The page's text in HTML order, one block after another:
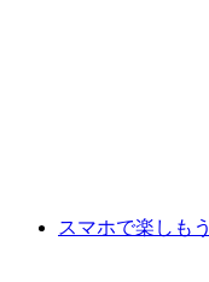
スマホで楽しもう